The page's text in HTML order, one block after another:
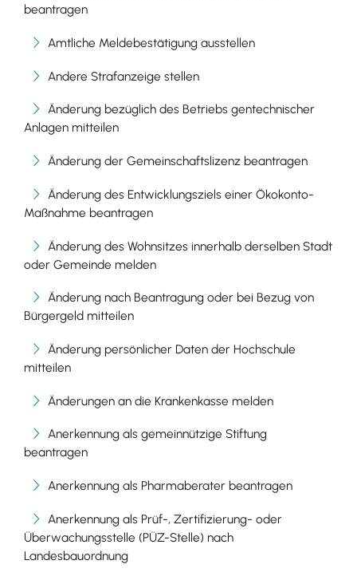
beantragen
Amtliche Meldebestätigung ausstellen
Andere Strafanzeige stellen
Änderung bezüglich des Betriebs gentechnischer
Anlagen mitteilen
Änderung der Gemeinschaftslizenz beantragen
Änderung des Entwicklungsziels einer Ökokonto-
Maßnahme beantragen
Änderung des Wohnsitzes innerhalb derselben Stadt
oder Gemeinde melden
Änderung nach Beantragung oder bei Bezug von
Bürgergeld mitteilen
Änderung persönlicher Daten der Hochschule
mitteilen
Änderungen an die Krankenkasse melden
Anerkennung als gemeinnützige Stiftung
beantragen
Anerkennung als Pharmaberater beantragen
Anerkennung als Prüf-, Zertifizierung- oder
Überwachungsstelle (PÜZ-Stelle) nach
Landesbauordnung